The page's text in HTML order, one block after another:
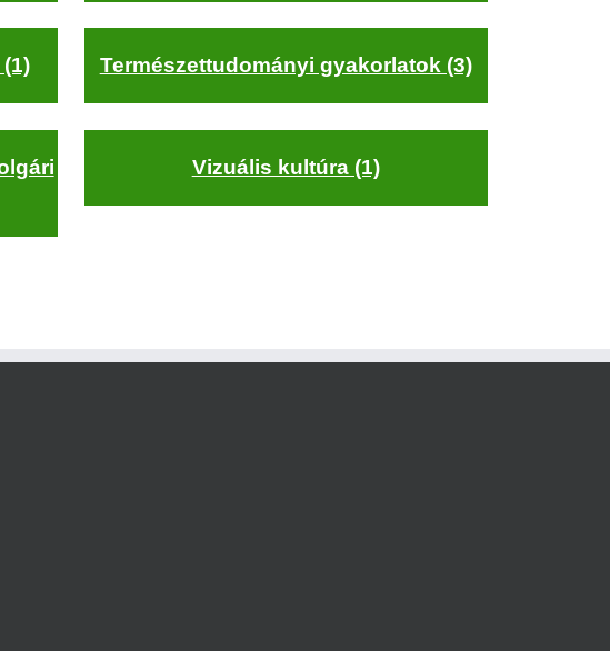
Természettudományi gyakorlatok (3)
Vizuális kultúra (1)